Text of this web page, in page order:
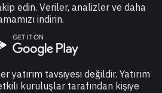
edin. Veriler, analizler ve daha
indirin.
yatırım tavsiyesi değildir. Yatırım
kuruluşlar tarafından kişiye